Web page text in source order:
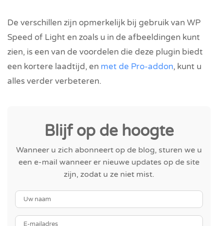
De verschillen zijn opmerkelijk bij gebruik van WP
Speed of Light en zoals u in de afbeeldingen kunt
zien, is een van de voordelen die deze plugin biedt
een kortere laadtijd, en met de Pro-addon, kunt u
alles verder verbeteren.
Blijf op de hoogte
Wanneer u zich abonneert op de blog, sturen we u
een e-mail wanneer er nieuwe updates op de site
zijn, zodat u ze niet mist.